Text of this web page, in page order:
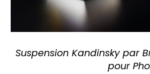
Suspension Kandinsky par
pour